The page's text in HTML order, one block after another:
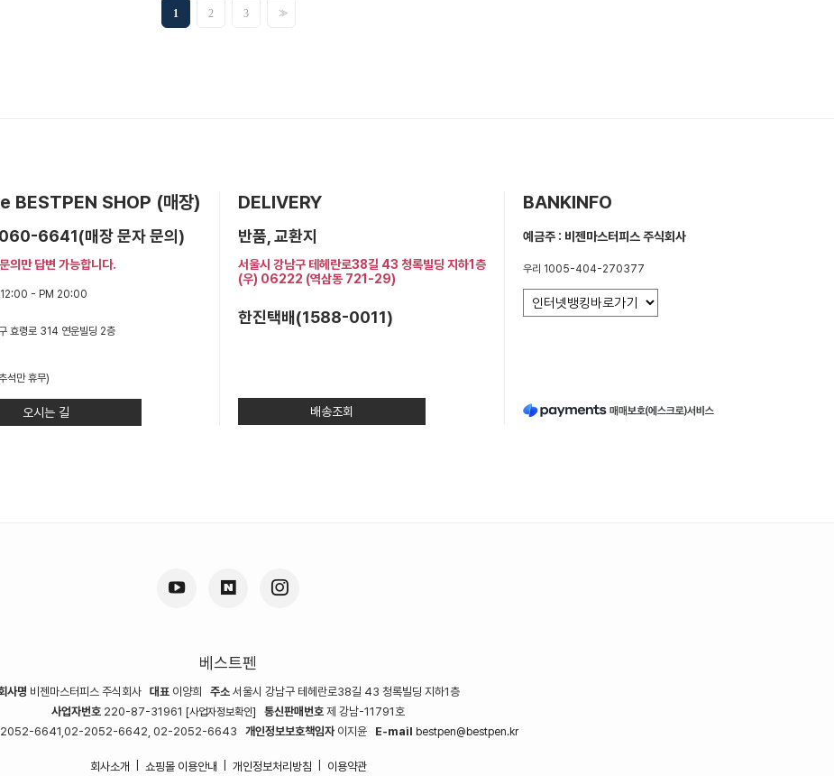
1 2 3 >>
BESTPEN SHOP (매장)
6641(매장 문자 문의)
의만 답변 가능합니다.
12:00 - PM 20:00
효령로 314 연운빌딩 2층
석만 휴무)
오시는 길
DELIVERY
반품, 교환지
서울시 강남구 테헤란로38길 43 청록빌딩 지하1층
(우) 06222 (역삼동 721-29)
한진택배(1588-0011)
배송조회
BANKINFO
예금주 : 비젠마스터피스 주식회사
우리 1005-404-270377
베스트펜
사명 비젠마스터피스 주식회사 대표이양희 주소서울시 강남구 테헤란로38길 43 청록빌딩 지하1층
사업자번호 220-87-31961 [사업자정보확인] 통신판매번호 제 강남-11791호
6641,02-2052-6642, 02-2052-6643 개인정보보호책임자이지윤 E-mail bestpen@bestpen.kr
회사소개 쇼핑몰 이용안내 개인정보처리방침 이용약관